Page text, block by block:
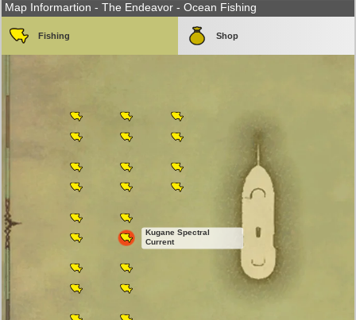
Map Informartion - The Endeavor - Ocean Fishing
Fishing Shop
Kugane Spectral
Current